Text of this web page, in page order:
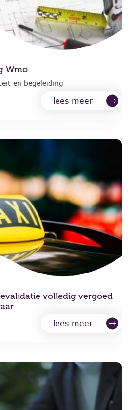
Wmo
en begeleiding
lees meer
volledig vergoed
lees meer